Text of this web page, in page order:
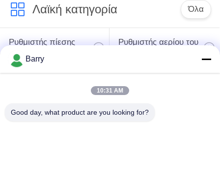
Λαϊκή κατηγορία Όλα
Ρυθμιστής πίεσης
αερίου
Ρυθμιστής αερίου του
Παγίδα ατμού DSC
Barry
10:31 AM
Good day, what product are you looking for?